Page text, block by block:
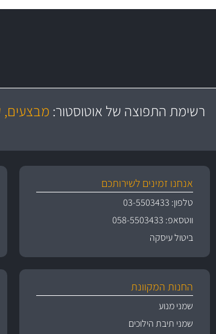
משלוח מהיר
באמצעות צ'יטה
משלוחים
במחיר
יותר מ- 500 מסנני שמן, אוויר, דלק וקבינה
רשימת התפוצה של אוטוסטור: מבצעים,
אנחנו זמינים לשירותכם
טלפון: 03-5503433
ווטסאפ: 058-5503433
ביטול עיסקה
החנות המקוונת
שמני מנוע
שמני תיבת הילוכים